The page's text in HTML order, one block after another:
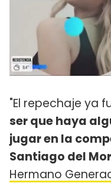
"El repechaje ya
ser que haya
jugar en la
Santiago del
Hermano